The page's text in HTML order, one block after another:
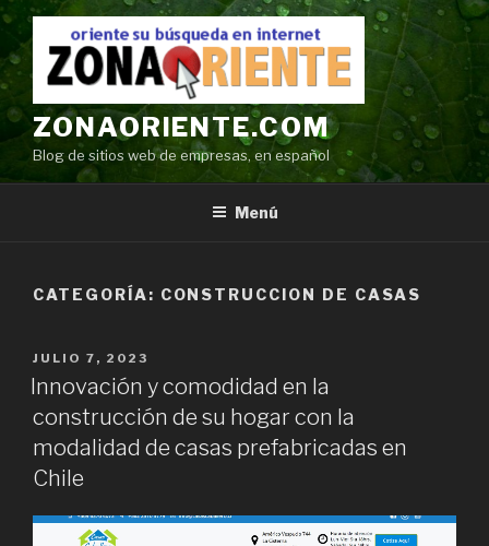
Ir
contenido
ZONAORIENTE.COM
Blog de sitios web de empresas, en español
Menú
CATEGORÍA: CONSTRUCCION DE CASAS
POSTED
ON
JULIO 7, 2023
Innovación y comodidad en la
construcción de su hogar con la
modalidad de casas prefabricadas en
Chile